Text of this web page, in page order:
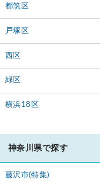
都筑区
戸塚区
西区
緑区
横浜18区
神奈川県で探す
藤沢市(特集)